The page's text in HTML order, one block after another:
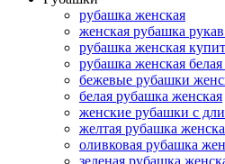
рубашка женская
женская рубашка
рубашка женская
рубашка женская
бежевые рубашки
белая рубашка женская
женские рубашки с
желтая рубашка
оливковая рубашка
зеленая рубашка